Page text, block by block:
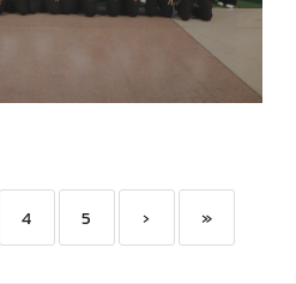
กลุ่มสาระการเรียนรู้วิทยาศา
กิจกรรมนักเรียน
4 5 › »